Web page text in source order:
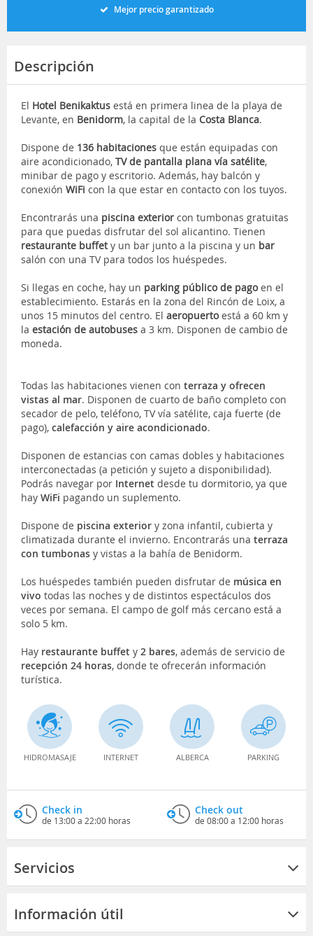
Mejor precio garantizado
Descripción
El Hotel Benikaktus está en primera linea de la playa de
Levante, en Benidorm, la capital de la Costa Blanca.
Dispone de 136 habitaciones que están equipadas con
aire acondicionado, TV de pantalla plana vía satélite,
minibar de pago y escritorio. Además, hay balcón y
conexión WiFi con la que estar en contacto con los tuyos.
Encontrarás una piscina exterior con tumbonas gratuitas
para que puedas disfrutar del sol alicantino. Tienen
restaurante buffety un bar junto a la piscina y un bar
salón con una TV para todos los huéspedes.
Si llegas en coche, hay un parking público de pagoen el
establecimiento. Estarás en la zona del Rincón de Loix, a
unos 15 minutos del centro. El aeropuertoestá a 60 km y
la estación de autobuses a 3 km. Disponen de cambio de
moneda.
Todas las habitaciones vienen con terraza y ofrecen
vistas al mar. Disponen de cuarto de baño completo con
secador de pelo, teléfono, TV vía satélite, caja fuerte (de
pago), calefacción y aire acondicionado.
Disponen de estancias con camas dobles y habitaciones
interconectadas (a petición y sujeto a disponibilidad).
Podrás navegar por Internet desde tu dormitorio, ya que
hay WiFi pagando un suplemento.
Dispone de piscina exterior y zona infantil, cubierta y
climatizada durante el invierno. Encontrarás una terraza
con tumbonas y vistas a la bahía de Benidorm.
Los huéspedes también pueden disfrutar de música en
vivo todas las noches y de distintos espectáculos dos
veces por semana. El campo de golf más cercano está a
solo 5 km.
Hay restaurante buffet y 2 bares, además de servicio de
recepción 24 horas, donde te ofrecerán información
turística.
HIDROMASAJE INTERNET ALBERCA PARKING
Check in
de 13:00 a 22:00 horas
Check out
de 08:00 a 12:00 horas
Servicios
Información útil